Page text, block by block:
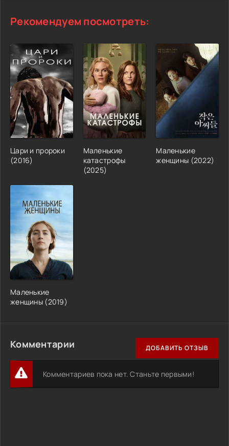
Рекомендуем посмотреть:
Цари и пророки
(2016)
Маленькие
катастрофы
(2025)
Маленькие
женщины (2022)
Маленькие
женщины (2019)
Комментарии ДОБАВИТЬ ОТЗЫВ
Комментариев пока нет. Станьте первыми!